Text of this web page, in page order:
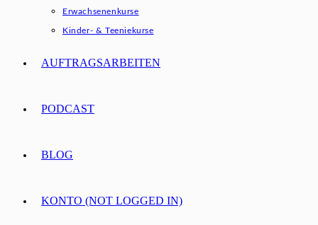
Erwachsenenkurse
Kinder- & Teeniekurse
AUFTRAGSARBEITEN
PODCAST
BLOG
KONTO (NOT LOGGED IN)